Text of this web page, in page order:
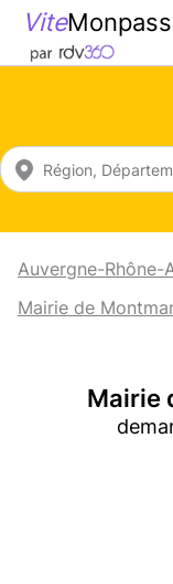
Vite
Auvergne-Rhône-
Mairie de
Mairie